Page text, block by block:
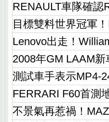
RENAULT車隊確認
目標雙料世界冠軍
Lenovo出走！
2008年GM LAAM
測試車手表示MP4-
FERRARI F60首測
不景氣再惹禍！